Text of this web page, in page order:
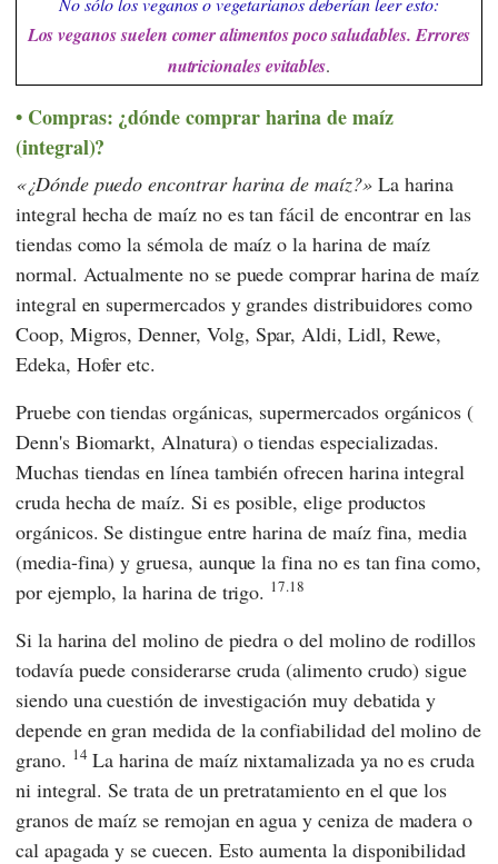
Los veganos suelen comer alimentos poco saludables. Errores
nutricionales evitables.
Compras: ¿dónde comprar harina de maíz
(integral)?
¿Dónde puedo encontrar harina de maíz? La harina
integral hecha de maíz no es tan fácil de encontrar en las
tiendas como la sémola de maíz o la harina de maíz
normal. Actualmente no se puede comprar harina de maíz
integral en supermercados y grandes distribuidores como
Coop, Migros,Denner, Volg, Spar, Aldi, Lidl, Rewe,
Edeka, Hofer etc.
Pruebe con tiendas orgánicas, supermercados orgánicos (
Denn's Biomarkt, Alnatura) o tiendas especializadas.
Muchas tiendas en línea también ofrecen harina integral
cruda hecha de maíz. Si es posible, elige productos
orgánicos. Se distingue entre harina de maíz fina, media
(media-fina) y gruesa, aunque la fina no es tan fina como,
por ejemplo, la harina de trigo. 17.18
Si la harina del molino de piedra o del molino de rodillos
todavía puede considerarse cruda (alimento crudo) sigue
siendo una cuestión de investigación muy debatida y
depende en gran medida de la confiabilidad del molino de
grano. 14 La harina de maíz nixtamalizada ya no es cruda
ni integral. Se trata de un pretratamiento en el que los
granos de maíz se remojan en agua y ceniza de madera o
cal apagada y se cuecen. Esto aumenta la disponibilidad